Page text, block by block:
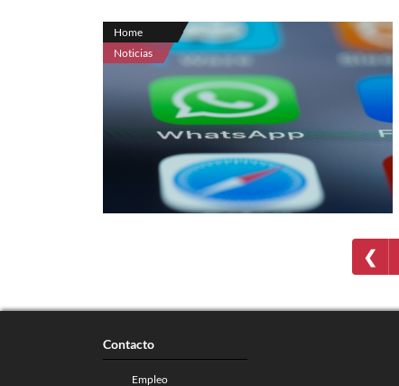
Home
Noticias
❮
Contacto
Empleo